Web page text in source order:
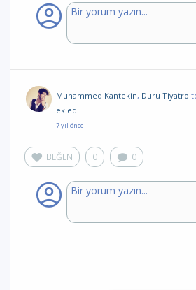
Muhammed Kantekin, Duru Tiyatro
ekledi
7 yıl önce
BEĞEN 0 0